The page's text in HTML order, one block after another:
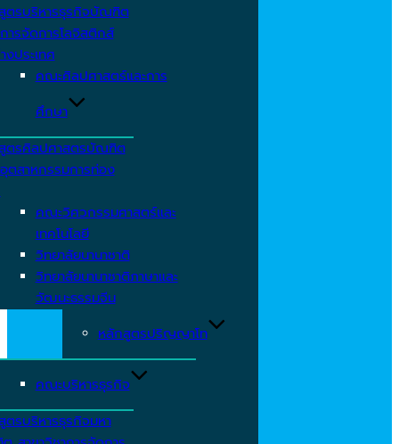
ตรบริหารธุรกิจบัณฑิต
ารจัดการโลจิสติกส์
งประเทศ
คณะศิลปศาสตร์และการ
ศึกษา
ตรศิลปศาสตรบัณฑิต
ตสาหกรรมการท่อง
คณะวิศวกรรมศาสตร์และ
เทคโนโลยี
วิทยาลัยนานาชาติ
วิทยาลัยนานาชาติภาษาและ
วัฒนะธรรมจีน
หลักสูตรปริญญาโท
คณะบริหารธุรกิจ
รบริหารธุรกิจมหา